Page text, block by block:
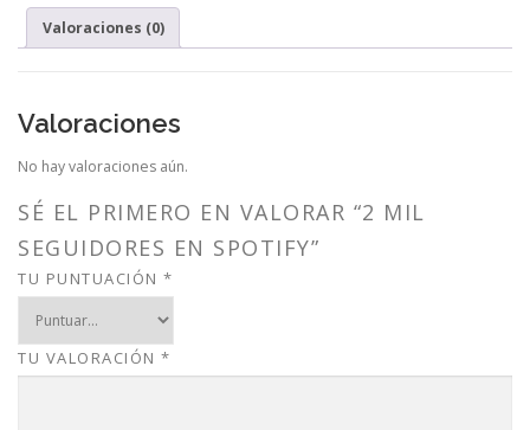
Valoraciones (0)
Valoraciones
No hay valoraciones aún.
SÉ EL PRIMERO EN VALORAR “2 MIL
SEGUIDORES EN SPOTIFY”
TU PUNTUACIÓN *
TU VALORACIÓN *